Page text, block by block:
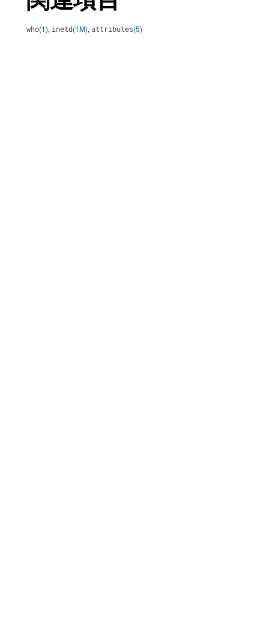
who(1), inetd (1M), attributes(5)